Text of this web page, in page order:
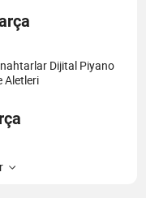
Dijital Piyano
Aletleri